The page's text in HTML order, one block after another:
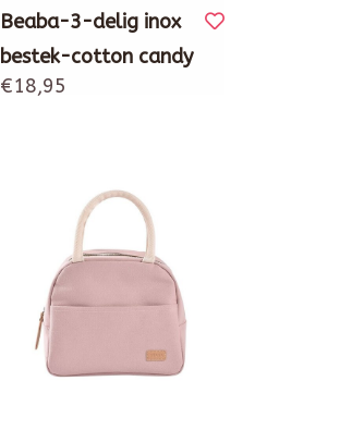
Beaba-3-delig inox
bestek-cotton candy
€18,95